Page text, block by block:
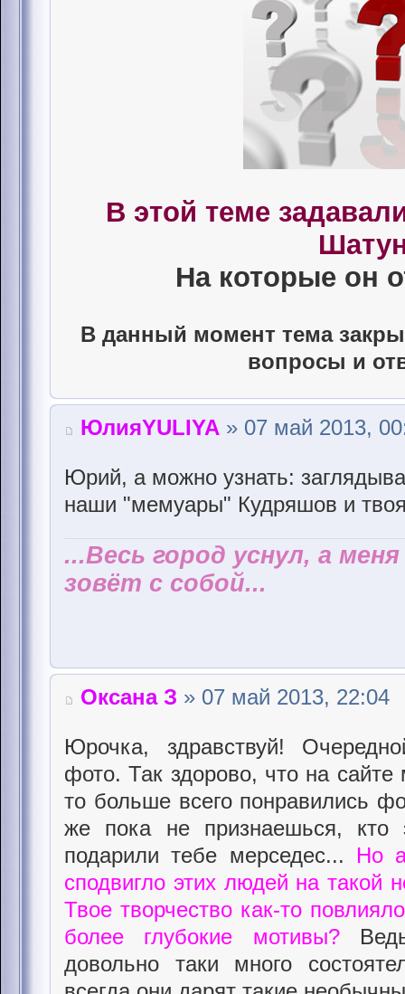
В этой теме
На которые он
В данный момент тема
вопросы и
ЮлияYULIYA » 07 май 2013,
Юрий, а можно узнать:
наши "мемуары" Кудряшов и
...Весь город уснул, а
зовёт с собой...
Оксана З » 07 май 2013, 22:04
Юрочка, здравствуй!
фото. Так здорово, что на
то больше всего понравились
же пока не признаешься, кто
подарили тебе мерседес... Но
сподвигло этих людей на такой
Твое творчество как-то
более глубокие мотивы?
довольно таки много